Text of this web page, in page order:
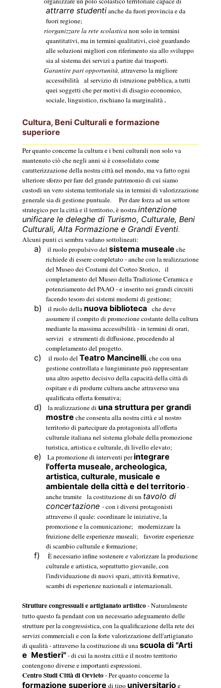
attrarre studentianche da fuori provincia e da
fuori regione;
riorganizzare la rete scolastica non solo in termini
quantitativi, ma in termini qualitativi, cioè guardando
alle soluzioni migliori con riferimento sia allo sviluppo
sia al sistema dei servizi a partire dai trasporti.
Garantire pari opportunità, attraverso la migliore
accessibilità al servizio di istruzione pubblica, a tutti
quei soggetti che per motivi di disagio economico,
sociale, linguistico, rischiano la marginalità.
Cultura, Beni Culturali e formazione
superiore
Per quanto concerne la cultura e i beni culturali non solo va
mantenuto ciò che negli anni si è consolidato come
caratterizzazione della nostra città nel mondo, ma va fatto ogni
ulteriore sforzo per fare del grande patrimonio di cui siamo
custodi un vero sistema territoriale sia in termini di valorizzazione
generale sia di gestione puntuale.
Per dare forza ad un settore
strategico per la città e il territorio, è nostraintenzione
unificare le deleghe di Turismo, Culturale, Beni
Culturali, Alta Formazione e Grandi Eventi.
Alcuni punti ci sembra vadano sottolineati:
a) il ruolo propulsivo delsistema museale che
richiede di essere completato - anche con la realizzazione
del Museo dei Costumi del Corteo Storico, il
completamento del Museo della Tradizione Ceramica e
potenziamento del PAAO - e inserito nei grandi circuiti
facendo tesoro dei sistemi moderni di gestione;
b) il ruolo della nuova biblioteca che deve
assumere il compito di promozione costante della cultura
mediante la massima accessibilità - in termini di orari,
servizi
e strumenti di diffusione, procedendo al
completamento del progetto.
c) il ruolo delTeatro Mancinelli, che con una
gestione controllata e lungimirante può rappresentare
una altro aspetto decisivo della capacità della città di
ospitare e di produrre cultura anche attraverso una
qualificata offerta formativa;
d) la realizzazione di una struttura per grandi
mostre che consenta alla nostra città e al nostro
territorio di partecipare da protagonista all'offerta
culturale italiana nel sistema globale della promozione
turistica, artistica e culturale, di livello elevato;
e) La promozione di interventi perintegrare
l'offerta museale, archeologica,
artistica, culturale, musicale e
ambientale della città e del territorio-
anche tramite la costituzione di un tavolo di
concertazione - con i diversi protagonisti
attraverso il quale: coordinare le iniziative, la
promozione e la comunicazione;
modernizzare la
fruizione delle esperienze museali;
favorire esperienze
di scambio culturale e formazione;
f)
È necessario infine sostenere e valorizzare la produzione
culturale e artistica, soprattutto giovanile, con
l'individuazione di nuovi spazi, attività formative,
scambi di esperienze nazionali e internazionali.
Strutture congressuali e artigianato artistico- Naturalmente
tutto questo fa pendant con un necessario adeguamento delle
strutture per la congressistica, con la qualificazione della rete dei
servizi commerciali e con la forte valorizzazione dell'artigianato
di qualità - attraverso la costituzione di unascuola di "Arti
e Mestieri"- di cui la nostra città e il nostro territorio
contengono diverse e importanti espressioni.
Centro Studi Città di Orvieto- Per quanto concerne la
formazione superiore di tipo universitarioe